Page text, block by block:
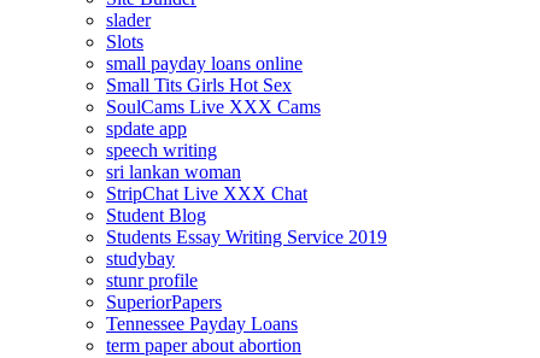
slader
Slots
small payday loans online
Small Tits Girls Hot Sex
SoulCams Live XXX Cams
spdate app
speech writing
sri lankan woman
StripChat Live XXX Chat
Student Blog
Students Essay Writing Service 2019
studybay
stunr profile
SuperiorPapers
Tennessee Payday Loans
term paper about abortion